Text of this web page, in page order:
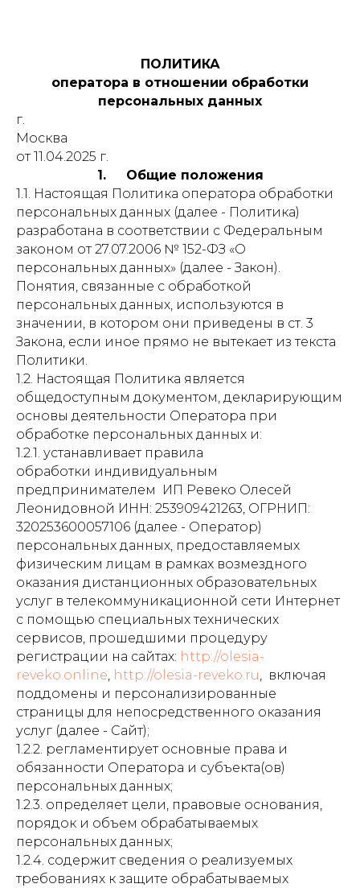
ПОЛИТИКА
оператора в отношении обработки
персональных данных
г.
Москва
от 11.04.2025 г.
1. Общие положения
1.1. Настоящая Политика оператора обработки
персональных данных (далее - Политика)
разработана в соответствии с Федеральным
законом от 27.07.2006 № 152-ФЗ «О
персональных данных» (далее - Закон).
Понятия, связанные с обработкой
персональных данных, используются в
значении, в котором они приведены в ст. 3
Закона, если иное прямо не вытекает из текста
Политики.
1.2. Настоящая Политика является
общедоступным документом, декларирующим
основы деятельности Оператора при
обработке персональных данных и:
1.2.1. устанавливает правила
обработки индивидуальным
предпринимателем ИП Ревеко Олесей
Леонидовной ИНН: ‌253909421263, ОГРНИП:
320253600057106 (далее - Оператор)
персональных данных, предоставляемых
физическим лицам в рамках возмездного
оказания дистанционных образовательных
услуг в телекоммуникационной сети Интернет
с помощью специальных технических
сервисов, прошедшими процедуру
регистрации на сайтах: http://olesia-
reveko.online, http://olesia-reveko.ru, включая
поддомены и персонализированные
страницы для непосредственного оказания
услуг (далее - Сайт);
1.2.2. регламентирует основные права и
обязанности Оператора и субъекта(ов)
персональных данных;
1.2.3. определяет цели, правовые основания,
порядок и объем обрабатываемых
персональных данных;
1.2.4. содержит сведения о реализуемых
требованиях к защите обрабатываемых